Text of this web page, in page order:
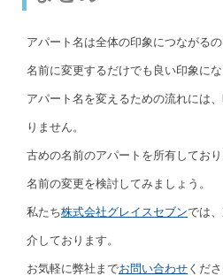
アパート名は全体の印象につながる
名前に変更するだけでも良い印象にな
アパート名を変えるための流れには
りません。
古めの名前のアパートを所有してお
名前の変更を検討してみましょう。
私たち株式会社グレイスセブンでは
介しております。
お気軽に弊社までお問い合わせ くださ